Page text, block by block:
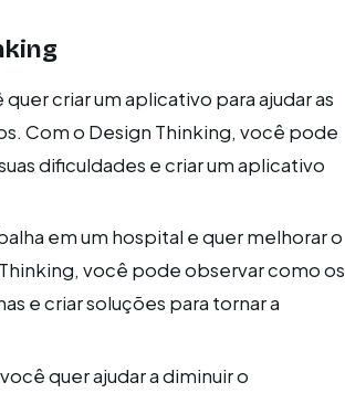
criar um aplicativo para ajudar as
Com o Design Thinking, você pode
dificuldades e criar um aplicativo
em um hospital e quer melhorar o
você pode observar como os
e criar soluções para tornar a
quer ajudar a diminuir o